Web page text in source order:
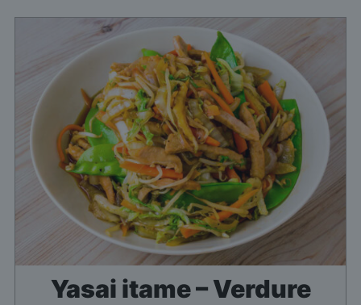
Yasai itame – Verdure